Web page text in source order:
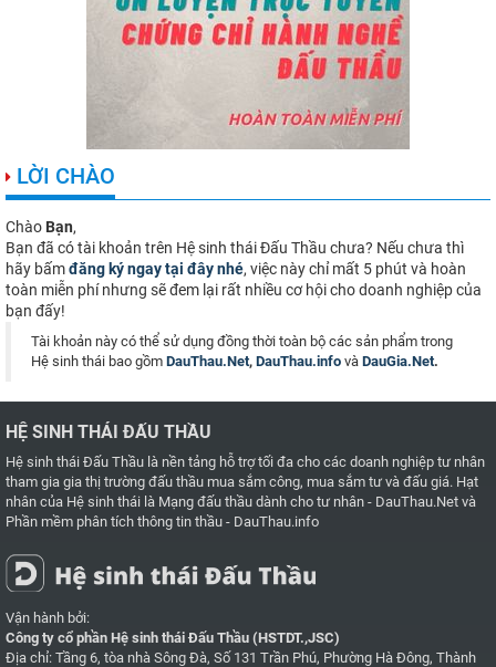
LỜI CHÀO
Chào Bạn,
Bạn đã có tài khoản trên Hệ sinh thái Đấu Thầu chưa? Nếu chưa thì
hãy bấmđăng ký ngay tại đây nhé, việc này chỉ mất 5 phút và hoàn
toàn miễn phí nhưng sẽ đem lại rất nhiều cơ hội cho doanh nghiệp của
bạn đấy!
Tài khoản này có thể sử dụng đồng thời toàn bộ các sản phẩm trong
Hệ sinh thái bao gồm DauThau.Net, DauThau.info và DauGia.Net.
HỆ SINH THÁI ĐẤU THẦU
Hệ sinh thái Đấu Thầu là nền tảng hỗ trợ tối đa cho các doanh nghiệp tư nhân
tham gia gia thị trường đấu thầu mua sắm công, mua sắm tư và đấu giá. Hạt
nhân của Hệ sinh thái là Mạng đấu thầu dành cho tư nhân - DauThau.Net và
Phần mềm phân tích thông tin thầu - DauThau.info
Vận hành bởi:
Công ty cổ phần Hệ sinh thái Đấu Thầu (HSTDT.,JSC)
Địa chỉ: Tầng 6, tòa nhà Sông Đà, Số 131 Trần Phú, Phường Hà Đông, Thành